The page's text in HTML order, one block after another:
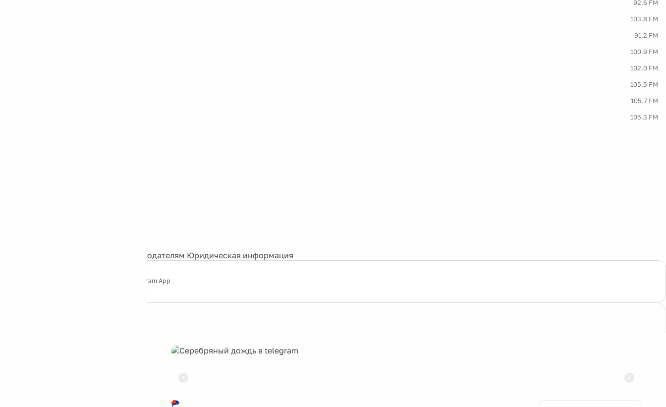
92.6 FM
103.8 FM
91.2 FM
100.9 FM
102.0 FM
105.5 FM
105.7 FM
105.3 FM
Рекламодателям Юридическая информация
Telegram App